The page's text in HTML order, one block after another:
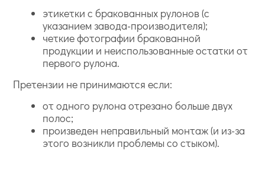
этикетки с бракованных рулонов (с
указанием завода-производителя);
четкие фотографии бракованной
продукции и неиспользованные остатки от
первого рулона.
Претензии не принимаются если:
от одного рулона отрезано больше двух
полос;
произведен неправильный монтаж (и из-за
этого возникли проблемы со стыком).